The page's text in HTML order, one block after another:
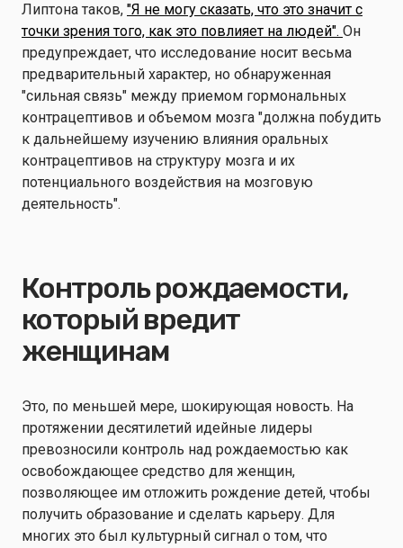
Липтона таков, "Я не могу сказать, что это значит с
точки зрения того, как это повлияет на людей". Он
предупреждает, что исследование носит весьма
предварительный характер, но обнаруженная
"сильная связь" между приемом гормональных
контрацептивов и объемом мозга "должна побудить
к дальнейшему изучению влияния оральных
контрацептивов на структуру мозга и их
потенциального воздействия на мозговую
деятельность".
Контроль рождаемости,
который вредит
женщинам
Это, по меньшей мере, шокирующая новость. На
протяжении десятилетий идейные лидеры
превозносили контроль над рождаемостью как
освобождающее средство для женщин,
позволяющее им отложить рождение детей, чтобы
получить образование и сделать карьеру. Для
многих это был культурный сигнал о том, что